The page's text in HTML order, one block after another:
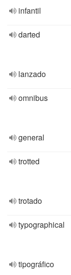
infantil
darted
lanzado
omnibus
general
trotted
trotado
typographical
tipográfico